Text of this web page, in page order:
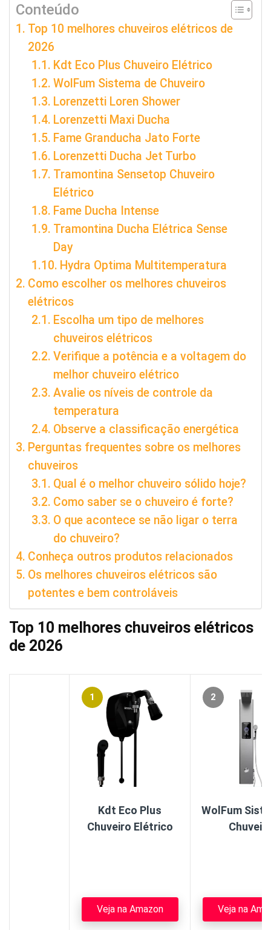
Conteúdo
Top 10 melhores chuveiros elétricos de
2026
Kdt Eco Plus Chuveiro Elétrico
WolFum Sistema de Chuveiro
Lorenzetti Loren Shower
Lorenzetti Maxi Ducha
Fame Granducha Jato Forte
Lorenzetti Ducha Jet Turbo
Tramontina Sensetop Chuveiro
Elétrico
Fame Ducha Intense
Tramontina Ducha Elétrica Sense
Day
Hydra Optima Multitemperatura
Como escolher os melhores chuveiros
elétricos
Escolha um tipo de melhores
chuveiros elétricos
Verifique a potência e a voltagem do
melhor chuveiro elétrico
Avalie os níveis de controle da
temperatura
Observe a classificação energética
Perguntas frequentes sobre os melhores
chuveiros
Qual é o melhor chuveiro sólido hoje?
Como saber se o chuveiro é forte?
O que acontece se não ligar o terra
do chuveiro?
Conheça outros produtos relacionados
Os melhores chuveiros elétricos são
potentes e bem controláveis
Top 10 melhores chuveiros elétricos
de 2026
1
Kdt Eco Plus
Chuveiro Elétrico
Veja na Amazon
2
WolFum
Veja na